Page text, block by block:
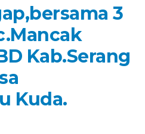
3
Kab.Serang
Kuda.